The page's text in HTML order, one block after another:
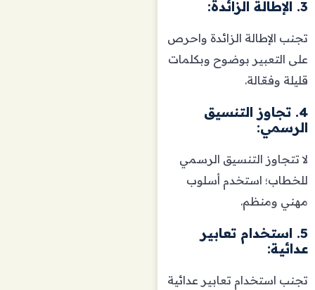
3. الإطالة الزائدة:
تجنب الإطالة الزائدة واحرص
على التعبير بوضوح وبكلمات
قليلة وفعّالة.
4. تجاوز التنسيق
الرسمي:
لا تتجاوز التنسيق الرسمي
للخطاب؛ استخدم أسلوب
مهني ومنظم.
5. استخدام تعابير
عدائية:
تجنب استخدام تعابير عدائية